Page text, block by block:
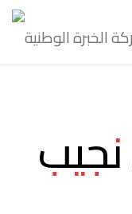
نجيب